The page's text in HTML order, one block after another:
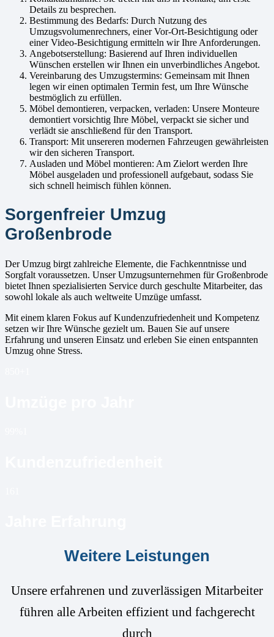
Details zu besprechen.
Bestimmung des Bedarfs: Durch Nutzung des
Umzugsvolumenrechners, einer Vor-Ort-Besichtigung oder
einer Video-Besichtigung ermitteln wir Ihre Anforderungen.
Angebotserstellung: Basierend auf Ihren individuellen
Wünschen erstellen wir Ihnen ein unverbindliches Angebot.
Vereinbarung des Umzugstermins: Gemeinsam mit Ihnen
legen wir einen optimalen Termin fest, um Ihre Wünsche
bestmöglich zu erfüllen.
Möbel demontieren, verpacken, verladen: Unsere Monteure
demontiert vorsichtig Ihre Möbel, verpackt sie sicher und
verlädt sie anschließend für den Transport.
Transport: Mit unsereren modernen Fahrzeugen gewährleisten
wir den sicheren Transport.
Ausladen und Möbel montieren: Am Zielort werden Ihre
Möbel ausgeladen und professionell aufgebaut, sodass Sie
sich schnell heimisch fühlen können.
Sorgenfreier Umzug
Großenbrode
Der Umzug birgt zahlreiche Elemente, die Fachkenntnisse und
Sorgfalt voraussetzen. Unser Umzugsunternehmen für Großenbrode
bietet Ihnen spezialisierten Service durch geschulte Mitarbeiter, das
sowohl lokale als auch weltweite Umzüge umfasst.
Mit einem klaren Fokus auf Kundenzufriedenheit und Kompetenz
setzen wir Ihre Wünsche gezielt um. Bauen Sie auf unsere
Erfahrung und unseren Einsatz und erleben Sie einen entspannten
Umzug ohne Stress.
Weitere Leistungen
Unsere erfahrenen und zuverlässigen Mitarbeiter
führen alle Arbeiten effizient und fachgerecht
durch